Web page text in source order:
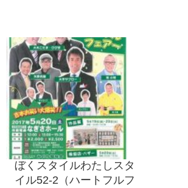
ぼくスタイルわたしスタ
イル52-2（ハートフルフ